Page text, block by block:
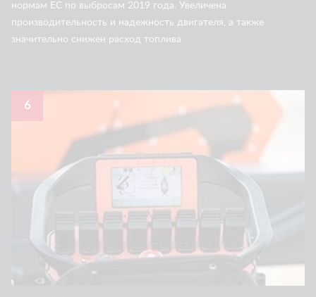
нормам ЕС по выбросам 2019 года. Увеличена
производительность и надежность двигателя, а также
значительно снижен расход топлива.
6